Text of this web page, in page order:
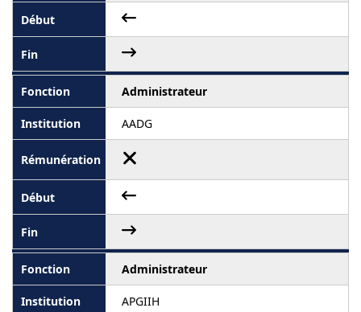
Administrateur
AADG
Administrateur
APGIIH